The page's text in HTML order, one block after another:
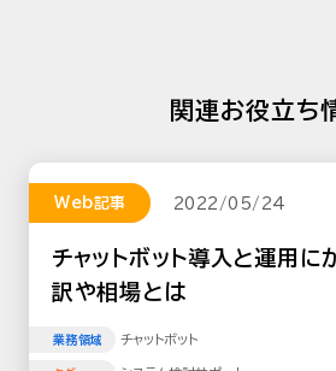
関連お役立ち
Web記事 2022/05/24
チャットボット導入と運用に
訳や相場とは
業務領域 チャットボット